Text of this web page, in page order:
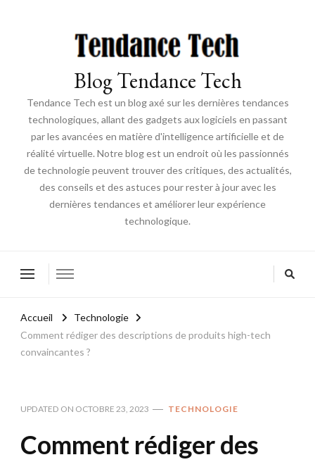
Blog Tendance Tech
Tendance Tech est un blog axé sur les dernières tendances
technologiques, allant des gadgets aux logiciels en passant
par les avancées en matière d'intelligence artificielle et de
réalité virtuelle. Notre blog est un endroit où les passionnés
de technologie peuvent trouver des critiques, des actualités,
des conseils et des astuces pour rester à jour avec les
dernières tendances et améliorer leur expérience
technologique.
Accueil
Technologie
Comment rédiger des descriptions de produits high-tech
convaincantes ?
UPDATED ON OCTOBRE 23, 2023 TECHNOLOGIE
Comment rédiger des